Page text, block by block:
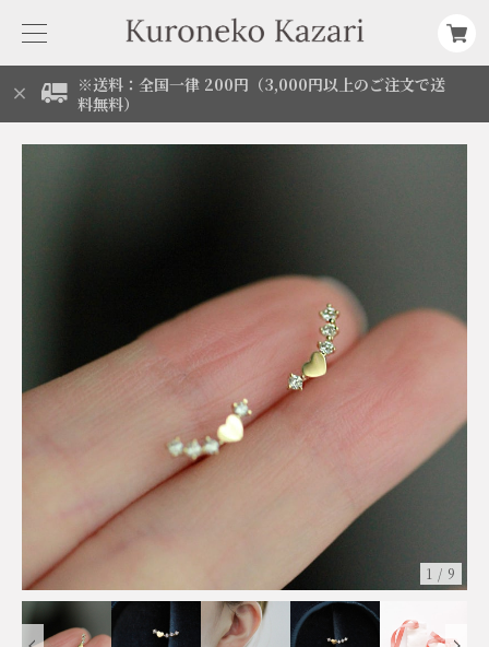
※送料：全国一律 200円（3,000円以上のご注文で送
料無料）
1 / 9